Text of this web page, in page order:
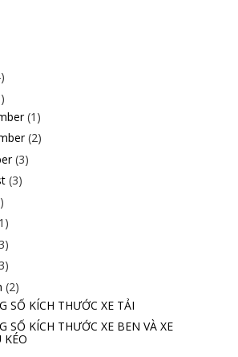
(1)
(2)
(3)
(3)
(2)
SỐ KÍCH THƯỚC XE TẢI
SỐ KÍCH THƯỚC XE BEN VÀ XE
KÉO